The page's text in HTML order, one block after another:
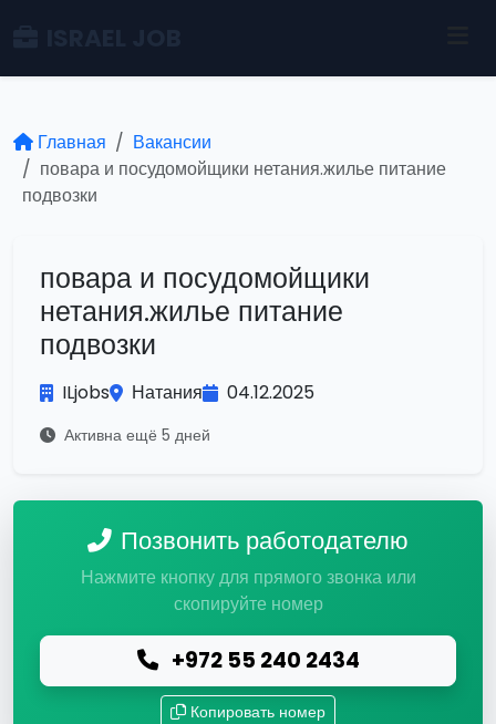
Главная
Вакансии
повара и посудомойщики нетания.жилье питание
подвозки
повара и посудомойщики
нетания.жилье питание
подвозки
ILjobs Натания 04.12.2025
Активна ещё 5 дней
Позвонить работодателю
Нажмите кнопку для прямого звонка или
скопируйте номер
+972 55 240 2434
Копировать номер